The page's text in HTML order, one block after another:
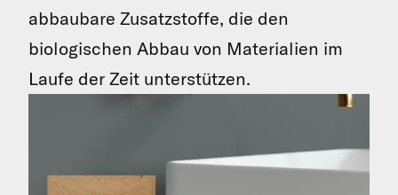
abbaubare Zusatzstoffe, die den
biologischen Abbau von Materialien im
Laufe der Zeit unterstützen.